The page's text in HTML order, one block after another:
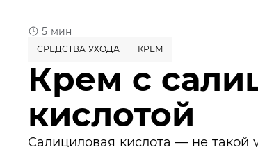
5 мин
СРЕДСТВА УХОДА КРЕМ
Крем с
кислотой
Салициловая кислота — не такой